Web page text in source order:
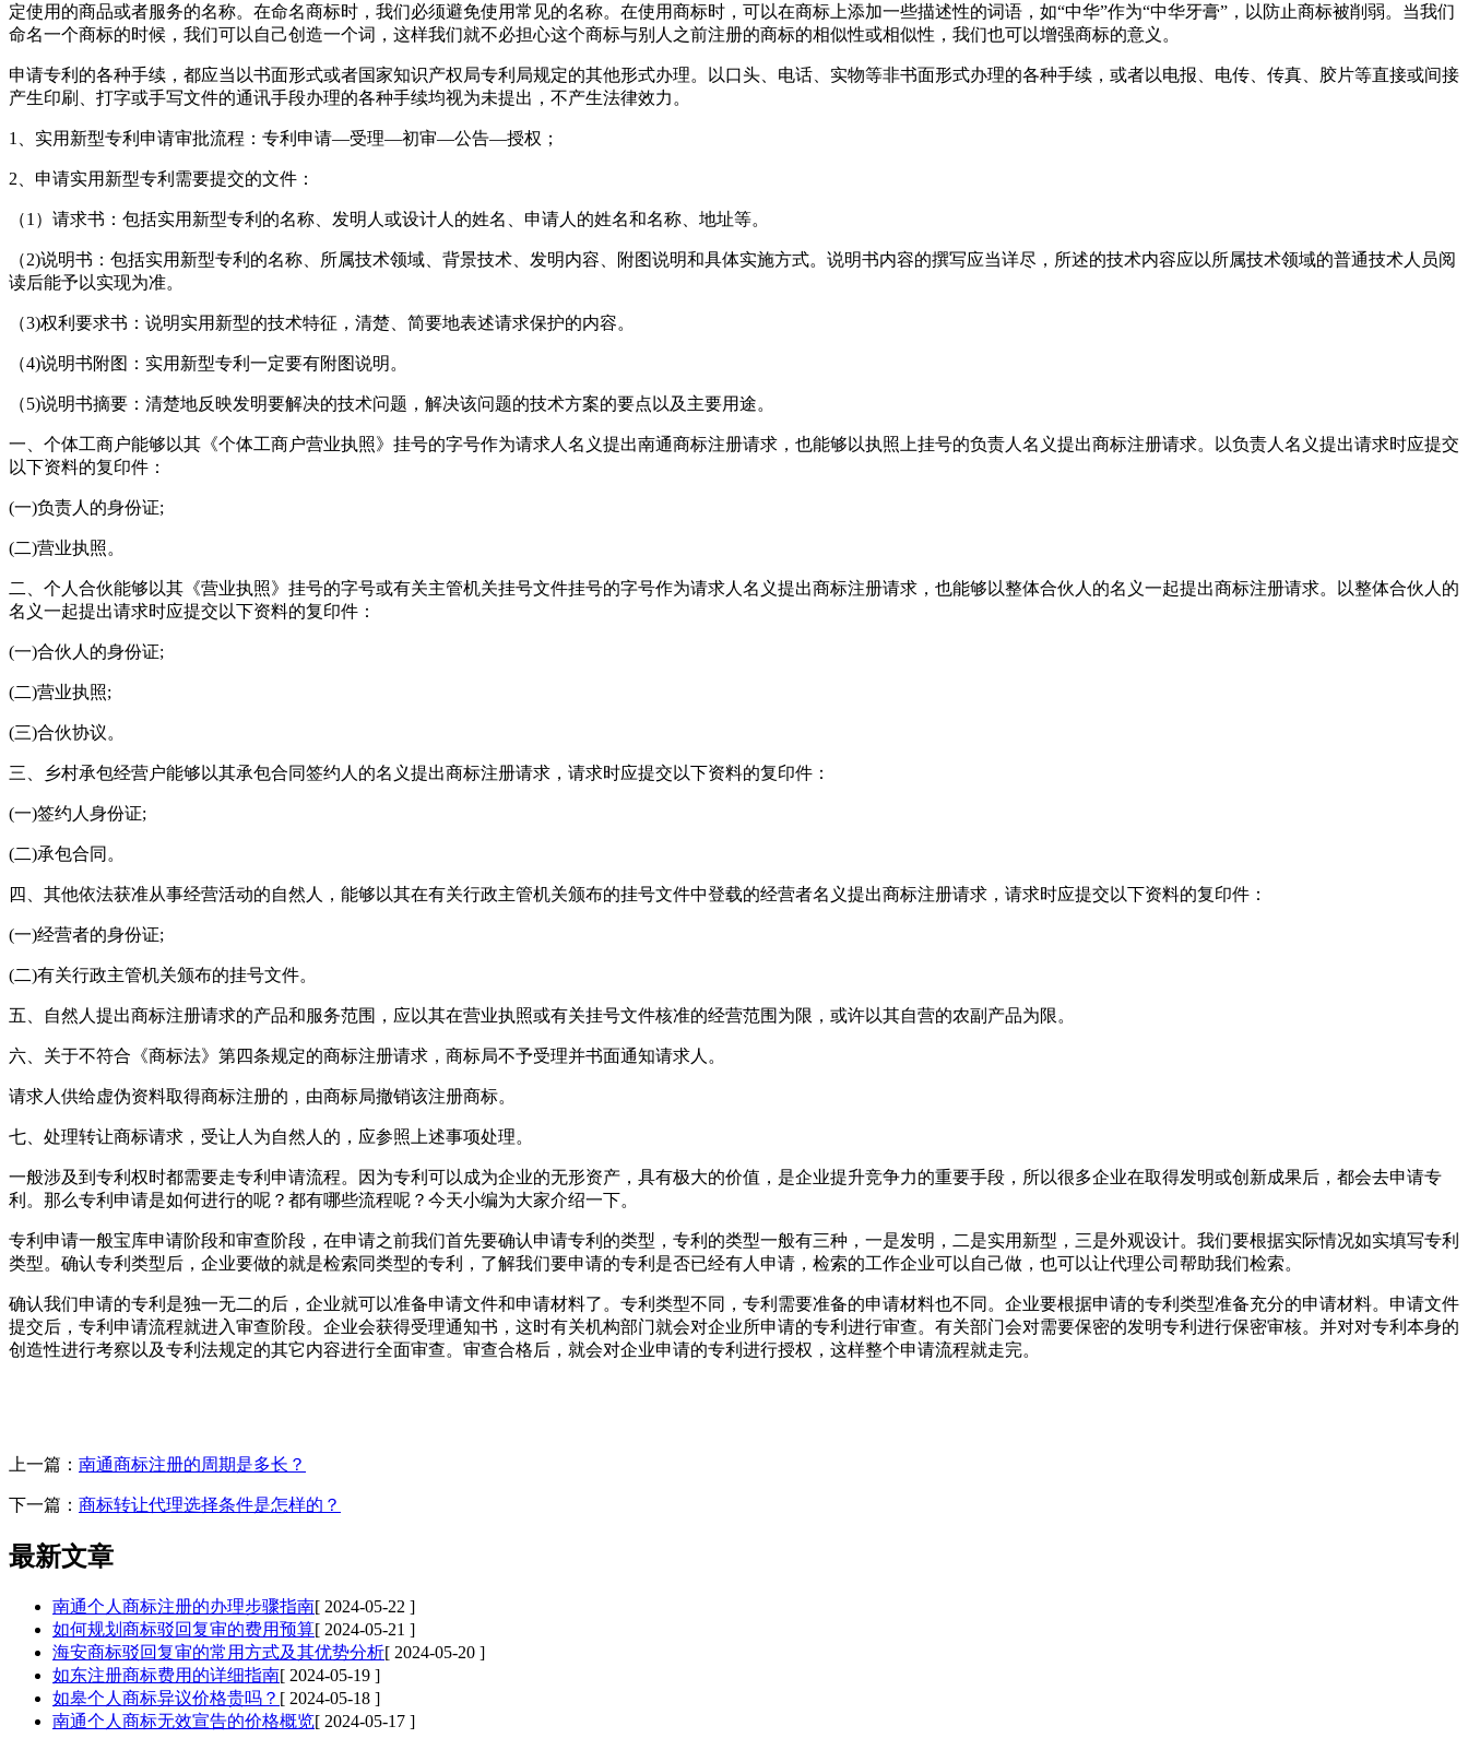
定使用的商品或者服务的名称。在命名商标时，我们必须避免使用常见的名称。在使用商标时，可以在商标上添加一些描述性的词语，如“中华”作为“中华牙膏”，以防止商标被削弱。当我们
命名一个商标的时候，我们可以自己创造一个词，这样我们就不必担心这个商标与别人之前注册的商标的相似性或相似性，我们也可以增强商标的意义。
申请专利的各种手续，都应当以书面形式或者国家知识产权局专利局规定的其他形式办理。以口头、电话、实物等非书面形式办理的各种手续，或者以电报、电传、传真、胶片等直接或间接
产生印刷、打字或手写文件的通讯手段办理的各种手续均视为未提出，不产生法律效力。
1、实用新型专利申请审批流程：专利申请—受理—初审—公告—授权；
2、申请实用新型专利需要提交的文件：
（1）请求书：包括实用新型专利的名称、发明人或设计人的姓名、申请人的姓名和名称、地址等。
（2)说明书：包括实用新型专利的名称、所属技术领域、背景技术、发明内容、附图说明和具体实施方式。说明书内容的撰写应当详尽，所述的技术内容应以所属技术领域的普通技术人员阅
读后能予以实现为准。
（3)权利要求书：说明实用新型的技术特征，清楚、简要地表述请求保护的内容。
（4)说明书附图：实用新型专利一定要有附图说明。
（5)说明书摘要：清楚地反映发明要解决的技术问题，解决该问题的技术方案的要点以及主要用途。
一、个体工商户能够以其《个体工商户营业执照》挂号的字号作为请求人名义提出南通商标注册请求，也能够以执照上挂号的负责人名义提出商标注册请求。以负责人名义提出请求时应提交
以下资料的复印件：
(一)负责人的身份证;
(二)营业执照。
二、个人合伙能够以其《营业执照》挂号的字号或有关主管机关挂号文件挂号的字号作为请求人名义提出商标注册请求，也能够以整体合伙人的名义一起提出商标注册请求。以整体合伙人的
名义一起提出请求时应提交以下资料的复印件：
(一)合伙人的身份证;
(二)营业执照;
(三)合伙协议。
三、乡村承包经营户能够以其承包合同签约人的名义提出商标注册请求，请求时应提交以下资料的复印件：
(一)签约人身份证;
(二)承包合同。
四、其他依法获准从事经营活动的自然人，能够以其在有关行政主管机关颁布的挂号文件中登载的经营者名义提出商标注册请求，请求时应提交以下资料的复印件：
(一)经营者的身份证;
(二)有关行政主管机关颁布的挂号文件。
五、自然人提出商标注册请求的产品和服务范围，应以其在营业执照或有关挂号文件核准的经营范围为限，或许以其自营的农副产品为限。
六、关于不符合《商标法》第四条规定的商标注册请求，商标局不予受理并书面通知请求人。
请求人供给虚伪资料取得商标注册的，由商标局撤销该注册商标。
七、处理转让商标请求，受让人为自然人的，应参照上述事项处理。
一般涉及到专利权时都需要走专利申请流程。因为专利可以成为企业的无形资产，具有极大的价值，是企业提升竞争力的重要手段，所以很多企业在取得发明或创新成果后，都会去申请专
利。那么专利申请是如何进行的呢？都有哪些流程呢？今天小编为大家介绍一下。
专利申请一般宝库申请阶段和审查阶段，在申请之前我们首先要确认申请专利的类型，专利的类型一般有三种，一是发明，二是实用新型，三是外观设计。我们要根据实际情况如实填写专利
类型。确认专利类型后，企业要做的就是检索同类型的专利，了解我们要申请的专利是否已经有人申请，检索的工作企业可以自己做，也可以让代理公司帮助我们检索。
确认我们申请的专利是独一无二的后，企业就可以准备申请文件和申请材料了。专利类型不同，专利需要准备的申请材料也不同。企业要根据申请的专利类型准备充分的申请材料。申请文件
提交后，专利申请流程就进入审查阶段。企业会获得受理通知书，这时有关机构部门就会对企业所申请的专利进行审查。有关部门会对需要保密的发明专利进行保密审核。并对对专利本身的
创造性进行考察以及专利法规定的其它内容进行全面审查。审查合格后，就会对企业申请的专利进行授权，这样整个申请流程就走完。
上一篇： 南通商标注册的周期是多长？
下一篇： 商标转让代理选择条件是怎样的？
最新文章
南通个人商标注册的办理步骤指南[ 2024-05-22 ]
如何规划商标驳回复审的费用预算[ 2024-05-21 ]
海安商标驳回复审的常用方式及其优势分析[ 2024-05-20 ]
如东注册商标费用的详细指南[ 2024-05-19 ]
如皋个人商标异议价格贵吗？ [ 2024-05-18 ]
南通个人商标无效宣告的价格概览[ 2024-05-17 ]